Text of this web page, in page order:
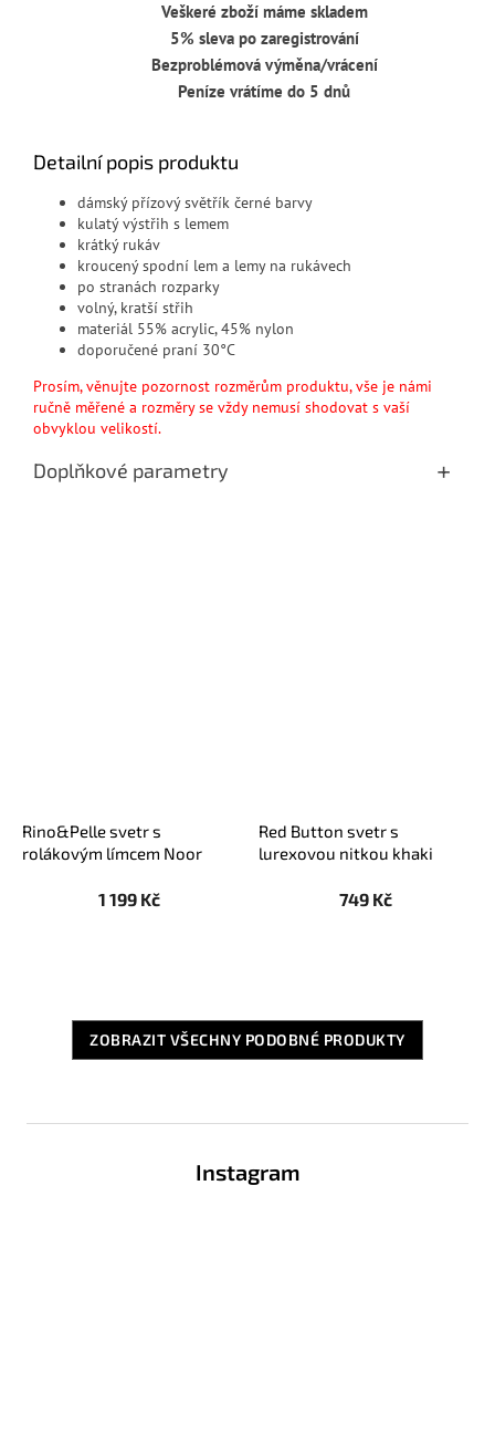
Veškeré zboží máme skladem
5% sleva po zaregistrování
Bezproblémová výměna/vrácení
Peníze vrátíme do 5 dnů
Detailní popis produktu
dámský přízový světřík černé barvy
kulatý výstřih s lemem
krátký rukáv
kroucený spodní lem a lemy na rukávech
po stranách rozparky
volný, kratší střih
materiál 55% acrylic, 45% nylon
doporučené praní 30°C
Prosím, věnujte pozornost rozměrům produktu, vše je námi
ručně měřené a rozměry se vždy nemusí shodovat s vaší
obvyklou velikostí.
Doplňkové parametry
Rino&Pelle svetr s
rolákovým límcem Noor
1 199 Kč
Red Button svetr s
lurexovou nitkou khaki
749 Kč
ZOBRAZIT VŠECHNY PODOBNÉ PRODUKTY
Instagram